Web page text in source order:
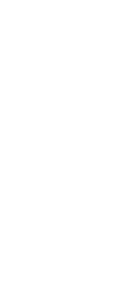
à date
avec ces
au(x) magazine(s).
aux prix des produits